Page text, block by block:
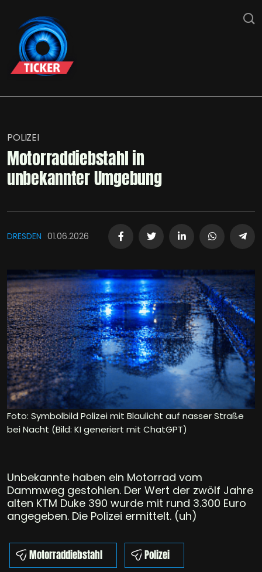
POLIZEI
Motorraddiebstahl in
unbekannter Umgebung
DRESDEN 01.06.2026
Foto: Symbolbild Polizei mit Blaulicht auf nasser Straße
bei Nacht (Bild: KI generiert mit ChatGPT)
Unbekannte haben ein Motorrad vom
Dammweg gestohlen. Der Wert der zwölf Jahre
alten KTM Duke 390 wurde mit rund 3.300 Euro
angegeben. Die Polizei ermittelt. (uh)
Motorraddiebstahl
Polizei